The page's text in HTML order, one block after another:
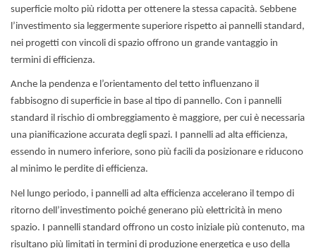
superficie molto più ridotta per ottenere la stessa capacità. Sebbene
l’investimento sia leggermente superiore rispetto ai pannelli standard,
nei progetti con vincoli di spazio offrono un grande vantaggio in
termini di efficienza.
Anche la pendenza e l’orientamento del tetto influenzano il
fabbisogno di superficie in base al tipo di pannello. Con i pannelli
standard il rischio di ombreggiamento è maggiore, per cui è necessaria
una pianificazione accurata degli spazi. I pannelli ad alta efficienza,
essendo in numero inferiore, sono più facili da posizionare e riducono
al minimo le perdite di efficienza.
Nel lungo periodo, i pannelli ad alta efficienza accelerano il tempo di
ritorno dell’investimento poiché generano più elettricità in meno
spazio. I pannelli standard offrono un costo iniziale più contenuto, ma
risultano più limitati in termini di produzione energetica e uso della